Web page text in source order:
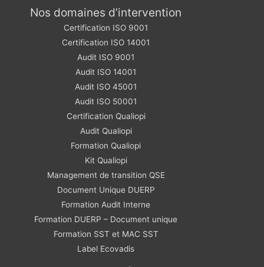
Nos domaines d’intervention
Certification ISO 9001
Certification ISO 14001
Audit ISO 9001
Audit ISO 14001
Audit ISO 45001
Audit ISO 50001
Certification Qualiopi
Audit Qualiopi
Formation Qualiopi
Kit Qualiopi
Management de transition QSE
Document Unique DUERP
Formation Audit Interne
Formation DUERP – Document unique
Formation SST et MAC SST
Label Ecovadis